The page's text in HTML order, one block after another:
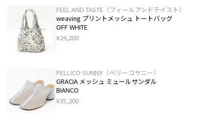
FEEL AND TASTE（フィールアンドテイスト）
weaving プリントメッシュ トートバッグ
OFF WHITE
¥24,200
PELLICO SUNNY（ペリーコサニー）
GRACIA メッシュ ミュールサンダル
BIANCO
¥35,200